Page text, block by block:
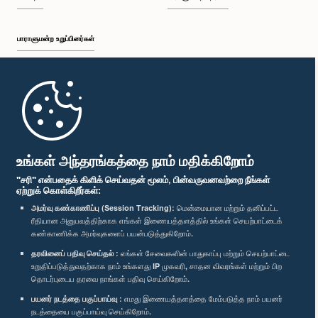
உங்கள் அந்தரங்கத்தை நாம் மதிக்கிறோம்
"சரி" என்பதைக் கிளிக் செய்வதன் மூலம், பின்வருவனவற்றை நீங்கள்
ஏற்றுக் கொள்கிறீர்கள்:
அமர்வு கண்காணிப்பு (Session Tracking): மென்மையான மற்றும் தனிப்பட்ட
ரீதியான அனுபவத்திற்காக எங்கள் இணையத்தளத்தில் உங்கள் செயற்பாட்டைக்
கண்காணிக்க அமர்வுகளைப் பயன்படுத்துகிறோம்.
தரவினைப் பதிவு செய்தல் : எங்கள் சேவைகளின் பாதுகாப்பு மற்றும் செயற்பாட்டை
உறுதிப்படுத்துவதற்காக நாம் உங்களது IP முகவரி, சாதன விவரங்கள் மற்றும் பிற
தொடர்புடைய தரவை நாங்கள் பதிவு செய்கிறோம்.
பயனர் நடத்தை பகுப்பாய்வு : எமது இணையத்தளத்தை மேம்படுத்த நாம் பயனர்
நடத்தையை பகுப்பாய்வு செய்கிறோம்.
பாராளுமன்ற உறுப்பினர்கள்
முதற்பக்கம்
பாராளுமன்ற கையடக்க செயலி
எம்மை பின்தொடர்க :
விருதுகள்
தனியுரிமைக் கொள்கை